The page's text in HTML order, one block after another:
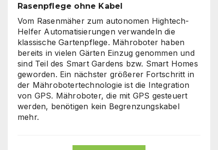
Rasenpflege ohne Kabel
Vom Rasenmäher zum autonomen Hightech-
Helfer Automatisierungen verwandeln die
klassische Gartenpflege. Mähroboter haben
bereits in vielen Gärten Einzug genommen und
sind Teil des Smart Gardens bzw. Smart Homes
geworden. Ein nächster größerer Fortschritt in
der Mährobotertechnologie ist die Integration
von GPS. Mähroboter, die mit GPS gesteuert
werden, benötigen kein Begrenzungskabel
mehr.